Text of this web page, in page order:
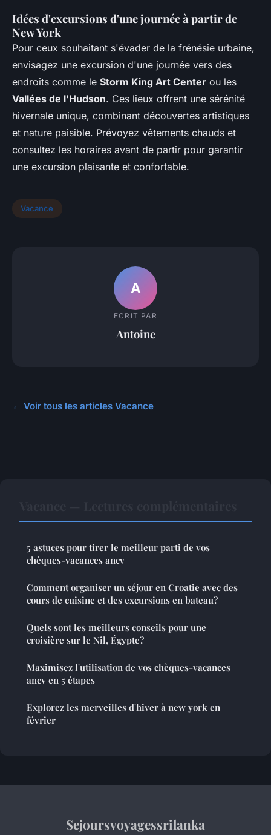
Idées d'excursions d'une journée à partir de
New York
Pour ceux souhaitant s'évader de la frénésie urbaine,
envisagez une excursion d'une journée vers des
endroits comme le Storm King Art Center ou les
Vallées de l'Hudson. Ces lieux offrent une sérénité
hivernale unique, combinant découvertes artistiques
et nature paisible. Prévoyez vêtements chauds et
consultez les horaires avant de partir pour garantir
une excursion plaisante et confortable.
Vacance
A
ECRIT PAR
Antoine
← Voir tous les articles Vacance
5 astuces pour tirer le meilleur parti de vos
chèques-vacances ancv
Comment organiser un séjour en Croatie avec des
cours de cuisine et des excursions en bateau?
Quels sont les meilleurs conseils pour une
croisière sur le Nil, Égypte?
Maximisez l'utilisation de vos chèques-vacances
ancv en 5 étapes
Explorez les merveilles d'hiver à new york en
février
Sejoursvoyagessrilanka